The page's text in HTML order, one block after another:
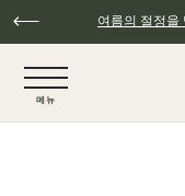
주요 콘텐츠로 건너뛰
여름의 절정을
메뉴